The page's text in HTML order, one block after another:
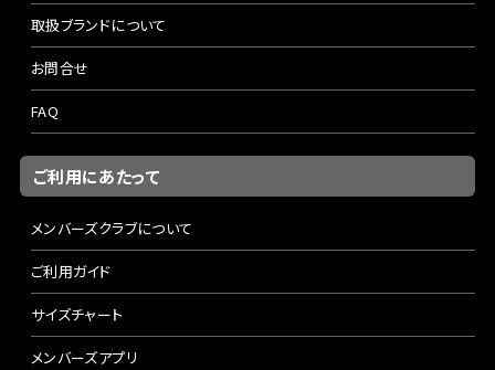
取扱ブランドについて
お問合せ
FAQ
ご利用にあたって
メンバーズクラブについて
ご利用ガイド
サイズチャート
メンバーズアプリ